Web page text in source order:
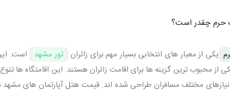
یکی از معیار های انتخابی بسیار مهم برای زائران تور مشهد
است.
از محبوب‌ ترین گزینه‌ ها برای اقامت زائران هستند. این اقامتگاه‌ ها تنوع
نیازهای مختلف مسافران طراحی شده‌ اند. قیمت هتل آپارتمان های
هتل بشری مشهد